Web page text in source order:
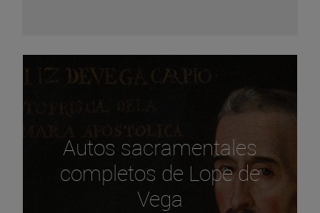
Autos sacramentales
completos de Lope de
Vega